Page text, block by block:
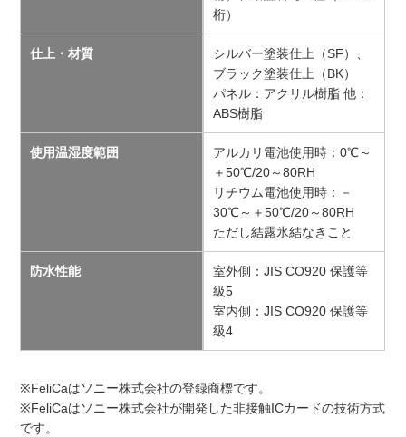
桁）
仕上・材質
シルバー塗装仕上（SF）、
ブラック塗装仕上（BK）
パネル：アクリル樹脂 他：
ABS樹脂
使用温湿度範囲
アルカリ電池使用時：0℃～
＋50℃/20～80RH
リチウム電池使用時：－
30℃～＋50℃/20～80RH
ただし結露氷結なきこと
防水性能
室外側：JIS CO920 保護等
級5
室内側：JIS CO920 保護等
級4
※FeliCaはソニー株式会社の登録商標です。
※FeliCaはソニー株式会社が開発した非接触ICカードの技術方式
です。